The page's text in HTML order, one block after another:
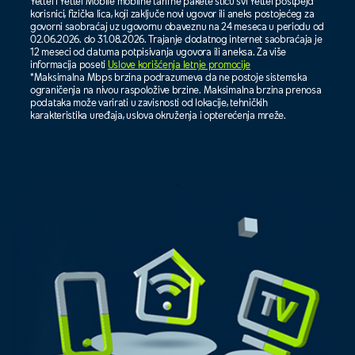
korisnici, fizička lica, koji zaključe novi ugovor ili aneks postojećeg za
govorni saobraćaj uz ugovornu obaveznu na 24 meseca u periodu od
02.06.2026. do 31.08.2026. Trajanje dodatnog internet saobraćaja je
12 meseci od datuma potpisivanja ugovora ili aneksa. Za više
informacija poseti Uslove korišćenja letnje promocije
*Maksimalna Mbps brzina podrazumeva da ne postoje sistemska
ograničenja na nivou raspoložive brzine. Maksimalna brzina prenosa
podataka može varirati u zavisnosti od lokacije, tehničkih
karakteristika uređaja, uslova okruženja i opterećenja mreže.